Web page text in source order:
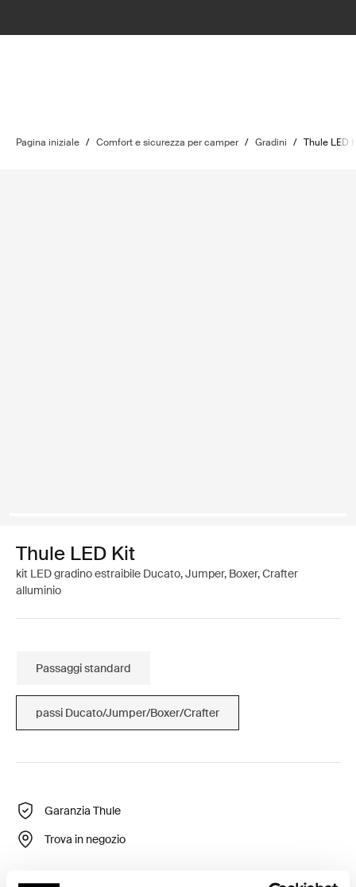
Pagina iniziale / Comfort e sicurezza per camper / Gradini / Thule LED
Thule LED Kit
kit LED gradino estraibile Ducato, Jumper, Boxer, Crafter
alluminio
Passaggi standard
passi Ducato/Jumper/Boxer/Crafter
Garanzia Thule
Trova in negozio